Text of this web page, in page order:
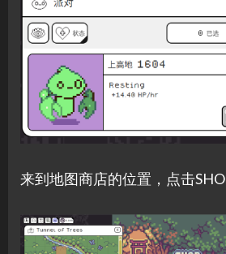
来到地图商店的位置，点击